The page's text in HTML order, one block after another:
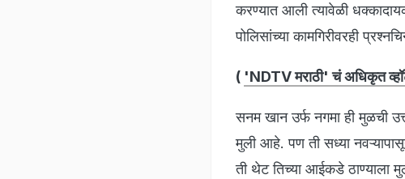
करण्यात आली त्यावेळी
पोलिसांच्या कामगिरीवरही
( 'NDTV मराठी' चं अधिकृत
सनम खान उर्फ नगमा ही मुळची
मुली आहे. पण ती सध्या
ती थेट तिच्या आईकडे ठाण्याला